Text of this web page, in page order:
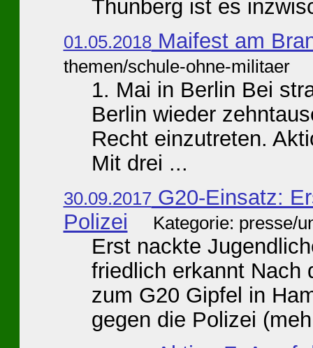
Thunberg ist es
01.05.2018Maifest am
themen/schule-ohne-militaer
1. Mai in Berlin Bei
Berlin wieder
Recht einzutreten.
Mit drei ...
30.09.2017G20-Einsatz:
Polizei
Kategorie: presse/
Erst nackte
friedlich erkannt Nach
zum G20 Gipfel in
gegen die Polizei